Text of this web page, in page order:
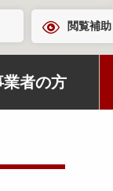
閲覧補助
業者の方